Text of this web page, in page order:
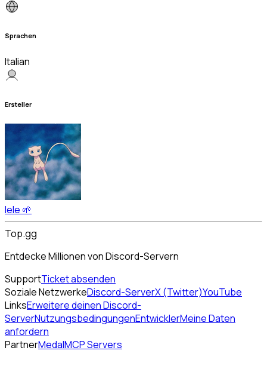
Sprachen
Italian
Ersteller
lele 🌱
Top.gg
Entdecke Millionen von Discord-Servern
SupportTicket absenden
Soziale NetzwerkeDiscord-ServerX (Twitter)YouTube
LinksErweitere deinen Discord-
ServerNutzungsbedingungenEntwicklerMeine Daten
anfordern
PartnerMedalMCP Servers